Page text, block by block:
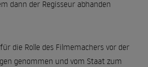
dann der Regisseur abhanden
die Rolle des Filmemachers vor der
genommen und vom Staat zum